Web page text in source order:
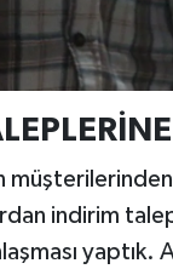
indirim